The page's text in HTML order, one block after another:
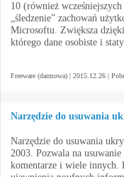
10 (również
„śledzenie” zachowań
Microsoftu. Zwiększa
którego dane osobiste i
Freeware (darmowa) | 2015.12.26 |
Narzędzie do usuwania
Narzędzie do usuwania
2003. Pozwala na
komentarze i wiele innych.